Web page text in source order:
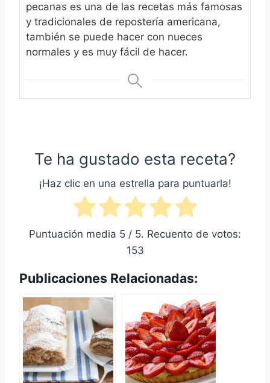
pecanas es una de las recetas más famosas
y tradicionales de repostería americana,
también se puede hacer con nueces
normales y es muy fácil de hacer.
Te ha gustado esta receta?
¡Haz clic en una estrella para puntuarla!
Puntuación media 5 / 5. Recuento de votos:
153
Publicaciones Relacionadas: